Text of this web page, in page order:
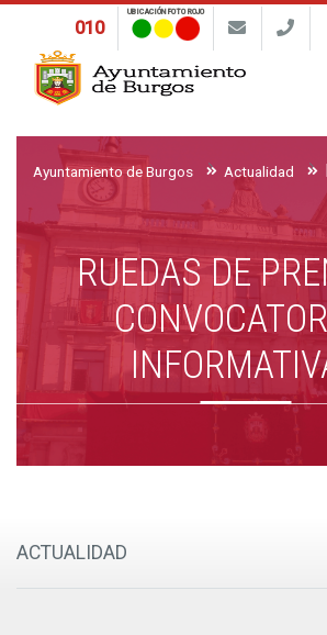
010
UBICACIÓN FOTO ROJO
Ayuntamiento de Burgos Actualidad
RUEDAS DE
ACTUALIDAD